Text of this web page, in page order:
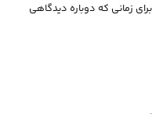
زمانی که دوباره دیدگاهی